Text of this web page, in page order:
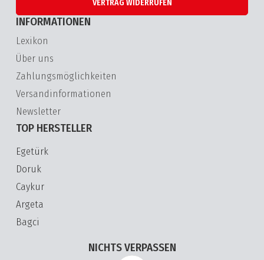
VERTRAG WIDERRUFEN
INFORMATIONEN
Lexikon
Über uns
Zahlungsmöglichkeiten
Versandinformationen
Newsletter
TOP HERSTELLER
Egetürk
Doruk
Caykur
Argeta
Bagci
NICHTS VERPASSEN